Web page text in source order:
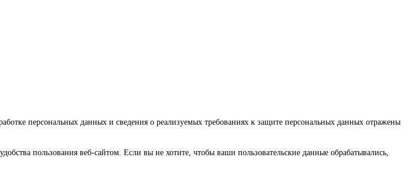
персональных данных и сведения о реализуемых требованиях к защите персональных данных отражены
пользования веб-сайтом. Если вы не хотите, чтобы ваши пользовательские данные обрабатывались,